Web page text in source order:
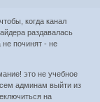
когда канал
раздавалась
не починят - не
это не учебное
админам выйти из
на